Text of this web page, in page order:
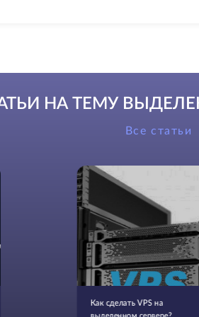
НА ТЕМУ
Все статьи
Как сделать VPS на